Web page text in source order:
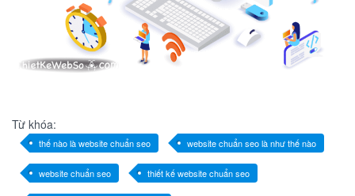
Từ khóa:
thế nào là website chuẩn seo website chuẩn seo là như thế nào
website chuẩn seo thiết kế website chuẩn seo